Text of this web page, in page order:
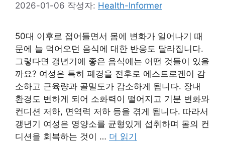
2026-01-06 작성자: Health-Informer
50대 이후로 접어들면서 몸에 변화가 일어나기 때
문에 늘 먹어오던 음식에 대한 반응도 달라집니다.
그렇다면 갱년기에 좋은 음식에는 어떤 것들이 있을
까요? 여성은 특히 폐경을 전후로 에스트로겐이 감
소하고 근육량과 골밀도가 감소하게 됩니다. 장내
환경도 변하게 되어 소화력이 떨어지고 기분 변화와
컨디션 저하, 면역력 저하 등을 겪게 됩니다. 따라서
갱년기 여성은 영양소를 균형있게 섭취하며 몸의 컨
디션을 회복하는 것이 … 더 읽기